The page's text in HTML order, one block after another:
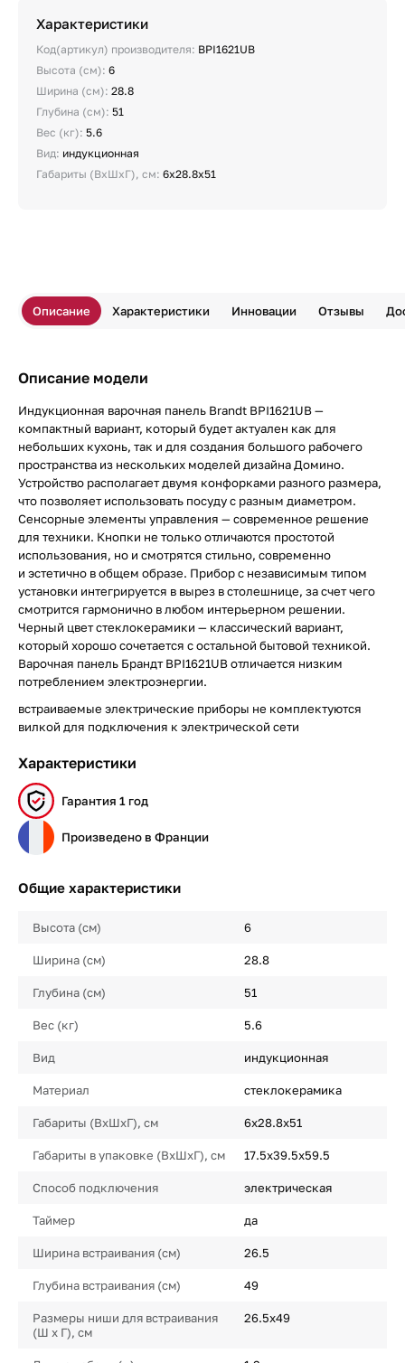
Характеристики
Код(артикул) производителя: BPI1621UB
Высота (см): 6
Ширина (см): 28.8
Глубина (см): 51
Вес (кг): 5.6
Вид: индукционная
Габариты (ВхШхГ), см: 6x28.8x51
Описание Характеристики Инновации Отзывы
Описание модели
Индукционная варочная панель Brandt BPI1621UB —
компактный вариант, который будет актуален как для
небольших кухонь, так и для создания большого рабочего
пространства из нескольких моделей дизайна Домино.
Устройство располагает двумя конфорками разного размера,
что позволяет использовать посуду с разным диаметром.
Сенсорные элементы управления — современное решение
для техники. Кнопки не только отличаются простотой
использования, но и смотрятся стильно, современно
и эстетично в общем образе. Прибор с независимым типом
установки интегрируется в вырез в столешнице, за счет чего
смотрится гармонично в любом интерьерном решении.
Черный цвет стеклокерамики — классический вариант,
который хорошо сочетается с остальной бытовой техникой.
Варочная панель Брандт BPI1621UB отличается низким
потреблением электроэнергии.
встраиваемые электрические приборы не комплектуются
вилкой для подключения к электрической сети
Характеристики
Гарантия 1 год
Произведено в Франции
Общие характеристики
Высота (см) 6
Ширина (см) 28.8
Глубина (см) 51
Вес (кг) 5.6
Вид индукционная
Материал стеклокерамика
Габариты (ВхШхГ), см 6x28.8x51
Габариты в упаковке (ВхШхГ), см 17.5x39.5x59.5
Способ подключения электрическая
Таймер да
Ширина встраивания (см) 26.5
Глубина встраивания (см) 49
Размеры ниши для встраивания
(Ш х Г), см
26.5x49